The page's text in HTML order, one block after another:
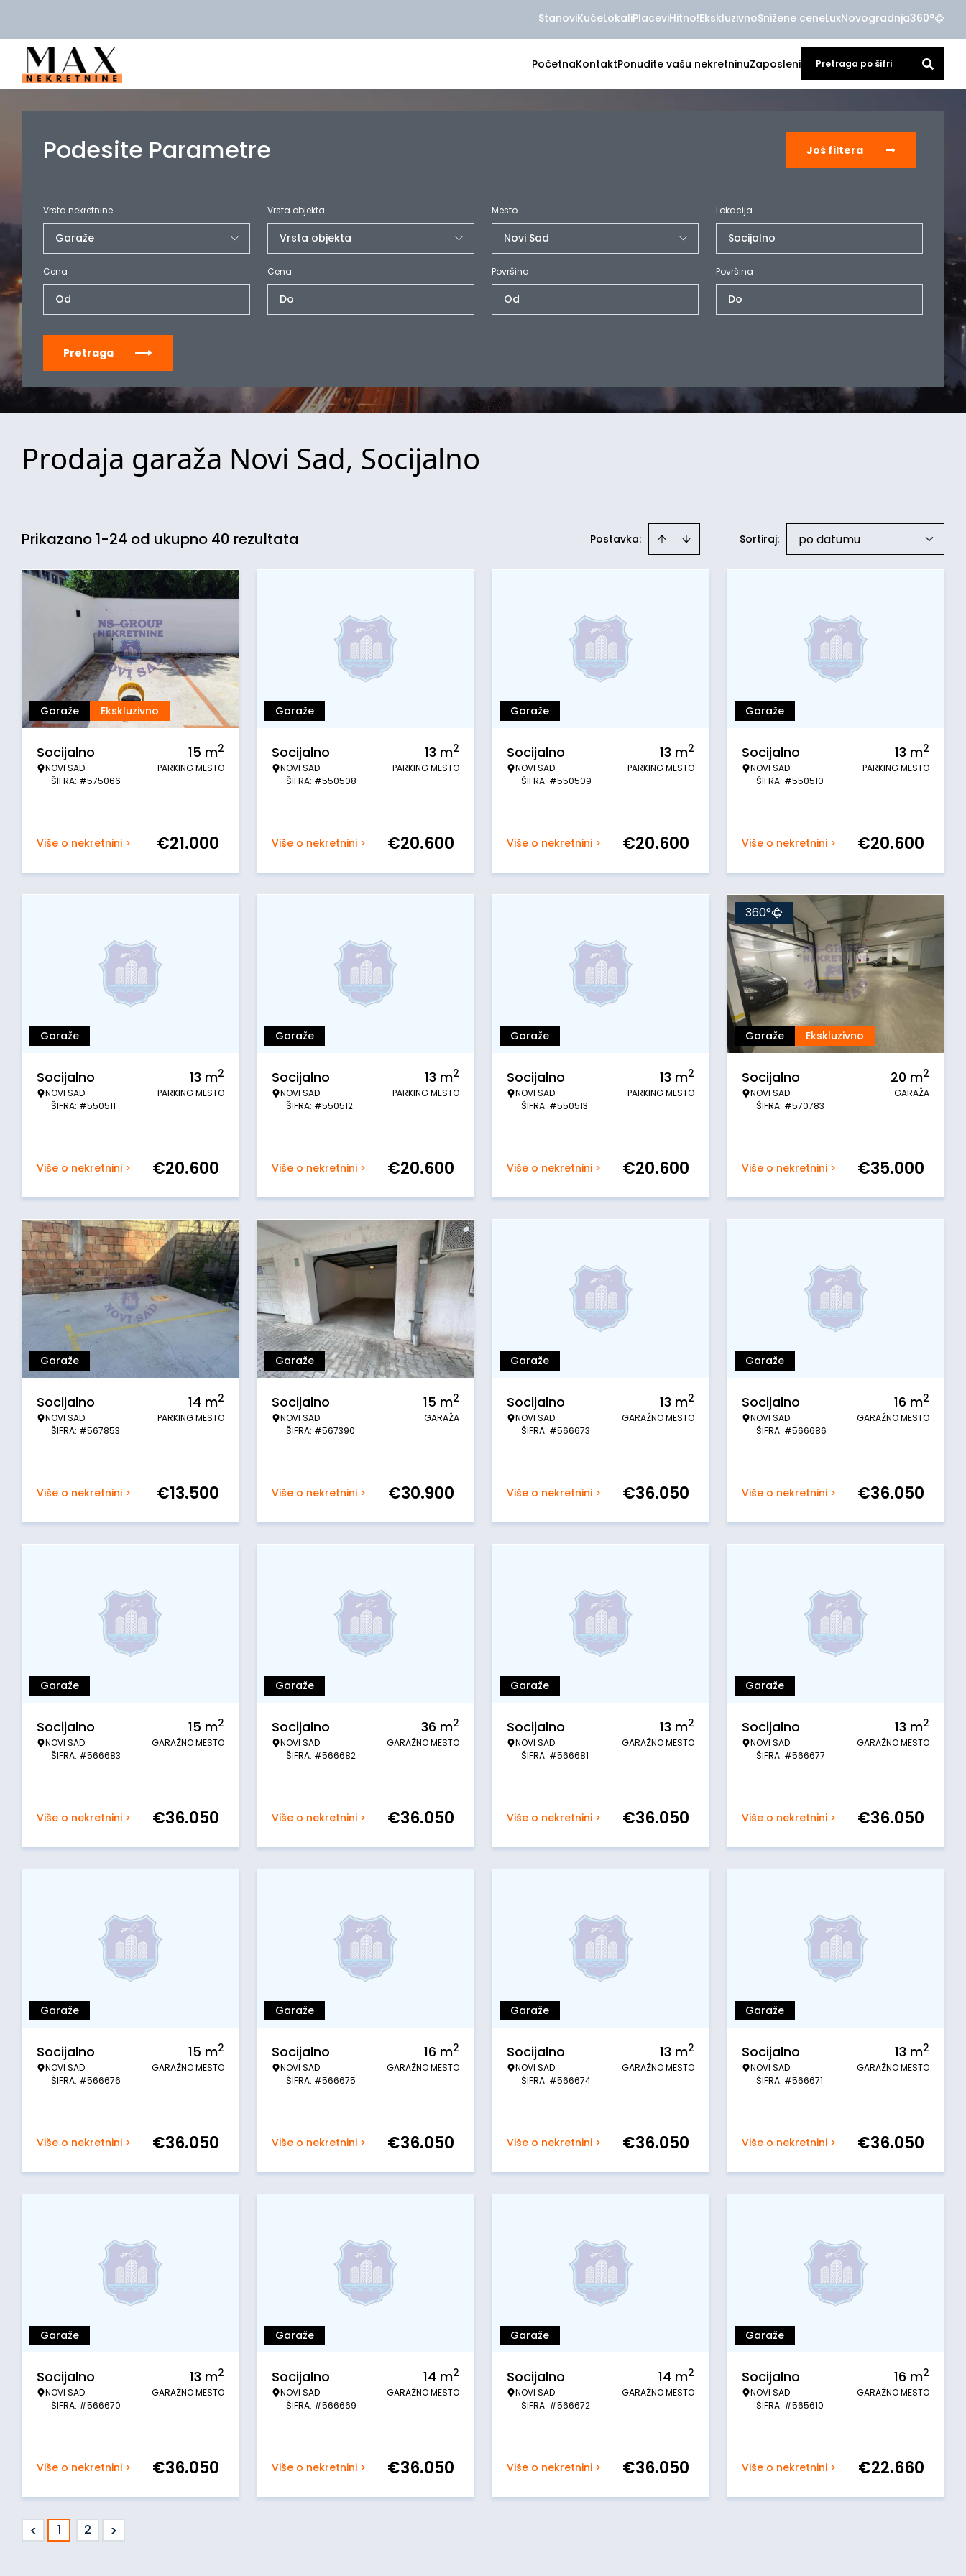
StanoviKućeLokaliPlaceviHitno!EkskluzivnoSnižene ceneLuxNovogradnja360°
PočetnaKontaktPonudite vašu nekretninuZaposleni
Podesite Parametre Još filtera
Vrsta nekretnine Vrsta objekta Mesto Lokacija
Socijalno
Cena Cena Površina Površina
Pretraga
Prodaja garaža Novi Sad, Socijalno
Prikazano 1-24 od ukupno 40 rezultata Postavka: Sortiraj: po datumu
Garaže Ekskluzivno
Socijalno
NOVI SAD
ŠIFRA: #575066
15 m2
PARKING MESTO
Više o nekretnini > €21.000
Garaže
Socijalno
NOVI SAD
ŠIFRA: #550508
13 m2
PARKING MESTO
Više o nekretnini > €20.600
Garaže
Socijalno
NOVI SAD
ŠIFRA: #550509
13 m2
PARKING MESTO
Više o nekretnini > €20.600
Garaže
Socijalno
NOVI SAD
ŠIFRA: #550510
13 m2
PARKING MESTO
Više o nekretnini > €20.600
Garaže
Socijalno
NOVI SAD
ŠIFRA: #550511
13 m2
PARKING MESTO
Više o nekretnini > €20.600
Garaže
Socijalno
NOVI SAD
ŠIFRA: #550512
13 m2
PARKING MESTO
Više o nekretnini > €20.600
Garaže
Socijalno
NOVI SAD
ŠIFRA: #550513
13 m2
PARKING MESTO
Više o nekretnini > €20.600
Garaže Ekskluzivno
360°
Socijalno
NOVI SAD
ŠIFRA: #570783
20 m2
GARAŽA
Više o nekretnini > €35.000
Garaže
Socijalno
NOVI SAD
ŠIFRA: #567853
14 m2
PARKING MESTO
Više o nekretnini > €13.500
Garaže
Socijalno
NOVI SAD
ŠIFRA: #567390
15 m2
GARAŽA
Više o nekretnini > €30.900
Garaže
Socijalno
NOVI SAD
ŠIFRA: #566673
13 m2
GARAŽNO MESTO
Više o nekretnini > €36.050
Garaže
Socijalno
NOVI SAD
ŠIFRA: #566686
16 m2
GARAŽNO MESTO
Više o nekretnini > €36.050
Garaže
Socijalno
NOVI SAD
ŠIFRA: #566683
15 m2
GARAŽNO MESTO
Više o nekretnini > €36.050
Garaže
Socijalno
NOVI SAD
ŠIFRA: #566682
36 m2
GARAŽNO MESTO
Više o nekretnini > €36.050
Garaže
Socijalno
NOVI SAD
ŠIFRA: #566681
13 m2
GARAŽNO MESTO
Više o nekretnini > €36.050
Garaže
Socijalno
NOVI SAD
ŠIFRA: #566677
13 m2
GARAŽNO MESTO
Više o nekretnini > €36.050
Garaže
Socijalno
NOVI SAD
ŠIFRA: #566676
15 m2
GARAŽNO MESTO
Više o nekretnini > €36.050
Garaže
Socijalno
NOVI SAD
ŠIFRA: #566675
16 m2
GARAŽNO MESTO
Više o nekretnini > €36.050
Garaže
Socijalno
NOVI SAD
ŠIFRA: #566674
13 m2
GARAŽNO MESTO
Više o nekretnini > €36.050
Garaže
Socijalno
NOVI SAD
ŠIFRA: #566671
13 m2
GARAŽNO MESTO
Više o nekretnini > €36.050
Garaže
Socijalno
NOVI SAD
ŠIFRA: #566670
13 m2
GARAŽNO MESTO
Više o nekretnini > €36.050
Garaže
Socijalno
NOVI SAD
ŠIFRA: #566669
14 m2
GARAŽNO MESTO
Više o nekretnini > €36.050
Garaže
Socijalno
NOVI SAD
ŠIFRA: #566672
14 m2
GARAŽNO MESTO
Više o nekretnini > €36.050
Garaže
Socijalno
NOVI SAD
ŠIFRA: #565610
16 m2
GARAŽNO MESTO
Više o nekretnini > €22.660
< 1 2 >